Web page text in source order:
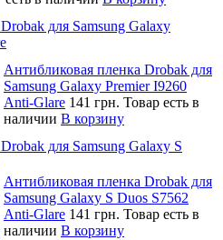
для Samsung Galaxy
Антибликовая пленка Drobak для
Samsung Galaxy Premier I9260
Anti-Glare 141 грн. Товар есть в
наличии В корзину
для Samsung Galaxy S
Антибликовая пленка Drobak для
Samsung Galaxy S Duos S7562
Anti-Glare 141 грн. Товар есть в
наличии В корзину